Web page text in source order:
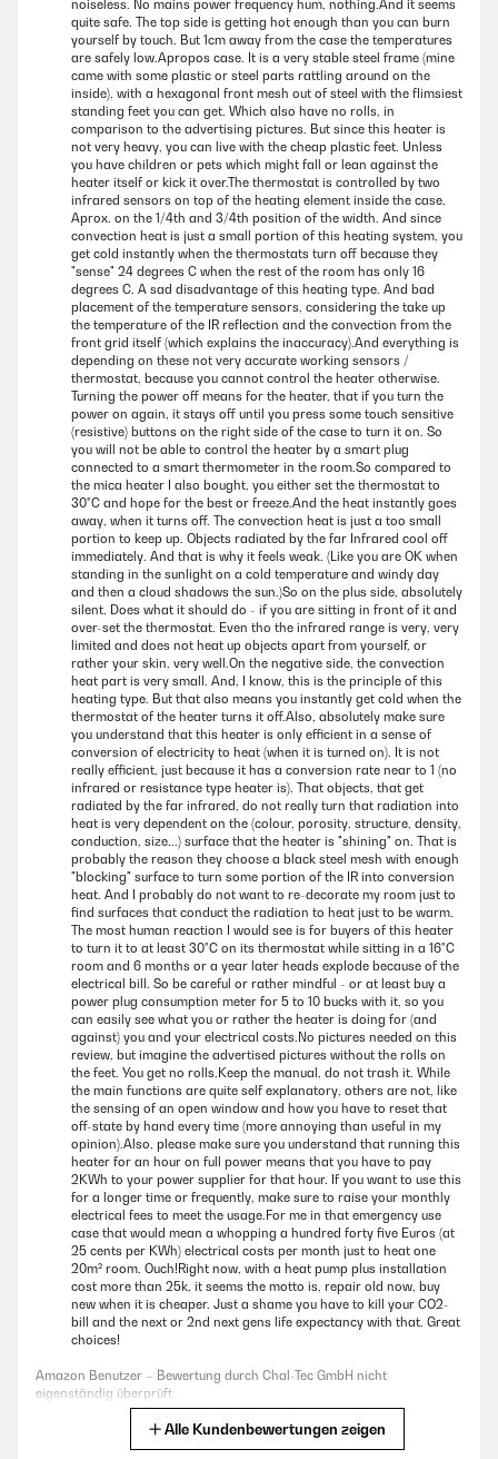
noiseless. No mains power frequency hum, nothing.And it seems
quite safe. The top side is getting hot enough than you can burn
yourself by touch. But 1cm away from the case the temperatures
are safely low.Apropos case. It is a very stable steel frame (mine
came with some plastic or steel parts rattling around on the
inside), with a hexagonal front mesh out of steel with the flimsiest
standing feet you can get. Which also have no rolls, in
comparison to the advertising pictures. But since this heater is
not very heavy, you can live with the cheap plastic feet. Unless
you have children or pets which might fall or lean against the
heater itself or kick it over.The thermostat is controlled by two
infrared sensors on top of the heating element inside the case.
Aprox. on the 1/4th and 3/4th position of the width. And since
convection heat is just a small portion of this heating system, you
get cold instantly when the thermostats turn off because they
"sense" 24 degrees C when the rest of the room has only 16
degrees C. A sad disadvantage of this heating type. And bad
placement of the temperature sensors, considering the take up
the temperature of the IR reflection and the convection from the
front grid itself (which explains the inaccuracy).And everything is
depending on these not very accurate working sensors /
thermostat, because you cannot control the heater otherwise.
Turning the power off means for the heater, that if you turn the
power on again, it stays off until you press some touch sensitive
(resistive) buttons on the right side of the case to turn it on. So
you will not be able to control the heater by a smart plug
connected to a smart thermometer in the room.So compared to
the mica heater I also bought, you either set the thermostat to
30°C and hope for the best or freeze.And the heat instantly goes
away, when it turns off. The convection heat is just a too small
portion to keep up. Objects radiated by the far Infrared cool off
immediately. And that is why it feels weak. (Like you are OK when
standing in the sunlight on a cold temperature and windy day
and then a cloud shadows the sun.)So on the plus side, absolutely
silent. Does what it should do - if you are sitting in front of it and
over-set the thermostat. Even tho the infrared range is very, very
limited and does not heat up objects apart from yourself, or
rather your skin, very well.On the negative side, the convection
heat part is very small. And, I know, this is the principle of this
heating type. But that also means you instantly get cold when the
thermostat of the heater turns it off.Also, absolutely make sure
you understand that this heater is only efficient in a sense of
conversion of electricity to heat (when it is turned on). It is not
really efficient, just because it has a conversion rate near to 1 (no
infrared or resistance type heater is). That objects, that get
radiated by the far infrared, do not really turn that radiation into
heat is very dependent on the (colour, porosity, structure, density,
conduction, size...) surface that the heater is "shining" on. That is
probably the reason they choose a black steel mesh with enough
"blocking" surface to turn some portion of the IR into conversion
heat. And I probably do not want to re-decorate my room just to
find surfaces that conduct the radiation to heat just to be warm.
The most human reaction I would see is for buyers of this heater
to turn it to at least 30°C on its thermostat while sitting in a 16°C
room and 6 months or a year later heads explode because of the
electrical bill. So be careful or rather mindful - or at least buy a
power plug consumption meter for 5 to 10 bucks with it, so you
can easily see what you or rather the heater is doing for (and
against) you and your electrical costs.No pictures needed on this
review, but imagine the advertised pictures without the rolls on
the feet. You get no rolls.Keep the manual, do not trash it. While
the main functions are quite self explanatory, others are not, like
the sensing of an open window and how you have to reset that
off-state by hand every time (more annoying than useful in my
opinion).Also, please make sure you understand that running this
heater for an hour on full power means that you have to pay
2KWh to your power supplier for that hour. If you want to use this
for a longer time or frequently, make sure to raise your monthly
electrical fees to meet the usage.For me in that emergency use
case that would mean a whopping a hundred forty five Euros (at
25 cents per KWh) electrical costs per month just to heat one
20m² room. Ouch!Right now, with a heat pump plus installation
cost more than 25k, it seems the motto is, repair old now, buy
new when it is cheaper. Just a shame you have to kill your CO2-
bill and the next or 2nd next gens life expectancy with that. Great
choices!
Amazon Benutzer – Bewertung durch Chal-Tec GmbH nicht
eigenständig überprüft
Alle Kundenbewertungen zeigen